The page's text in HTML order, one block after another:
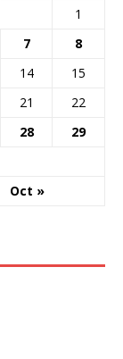
Oct »
1
7
8
14
15
21
22
28
29